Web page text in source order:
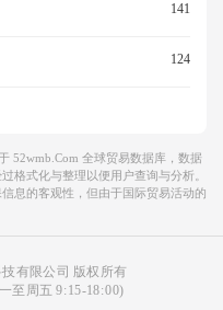
141
124
52wmb.com 全球贸易数据库，数据
格式化与整理以便用户查询与分析。
息的客观性，但由于国际贸易活动的
有限公司 版权所有
至周五 9:15-18:00)